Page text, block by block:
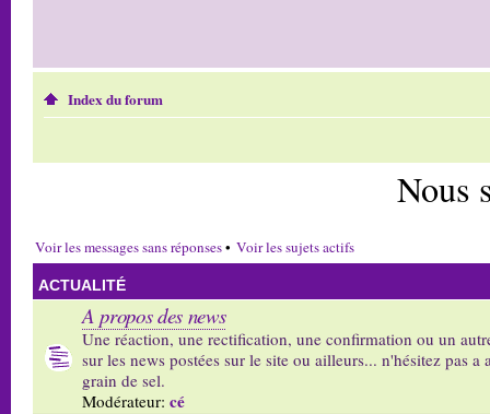
Index du forum
Nous
Voir les messages sans réponses• Voir les sujets actifs
ACTUALITÉ
A propos des news
Une réaction, une rectification, une confirmation ou un
sur les news postées sur le site ou ailleurs... n'hésitez pas a
grain de sel.
Modérateur: cé